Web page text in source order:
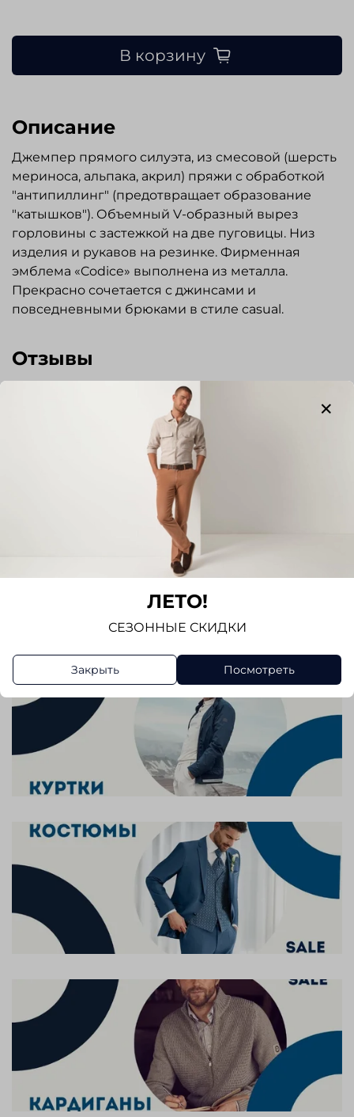
В корзину
Описание
Джемпер прямого силуэта, из смесовой (шерсть
мериноса, альпака, акрил) пряжи с обработкой
"антипиллинг" (предотвращает образование
"катышков"). Объемный V-образный вырез
горловины с застежкой на две пуговицы. Низ
изделия и рукавов на резинке. Фирменная
эмблема «Codice» выполнена из металла.
Прекрасно сочетается с джинсами и
повседневными брюками в стиле casual.
Отзывы
Отзывов еще никто не оставлял
ЛЕТО!
СЕЗОННЫЕ СКИДКИ
Закрыть Посмотреть